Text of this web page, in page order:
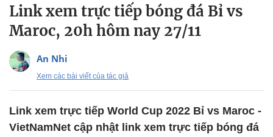
Link xem trực tiếp bóng đá Bỉ vs
Maroc, 20h hôm nay 27/11
An Nhi
Xem các bài viết của tác giả
Link xem trực tiếp World Cup 2022 Bỉ vs Maroc -
VietNamNet cập nhật link xem trực tiếp bóng đá